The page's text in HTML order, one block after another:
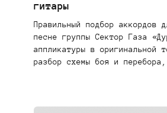
гитары
Правильный подбор аккордов
песне группы Сектор Газа
аппликатуры в оригинальной
разбор схемы боя и